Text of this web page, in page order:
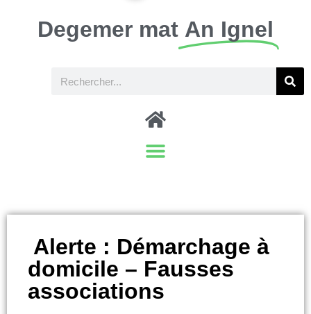
Degemer mat An Ignel
️ Alerte : Démarchage à
domicile – Fausses
associations ️